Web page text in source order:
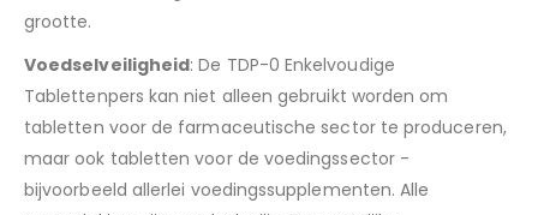
grootte.
Voedselveiligheid: De TDP-0 Enkelvoudige
Tablettenpers kan niet alleen gebruikt worden om
tabletten voor de farmaceutische sector te produceren,
maar ook tabletten voor de voedingssector -
bijvoorbeeld allerlei voedingssupplementen. Alle